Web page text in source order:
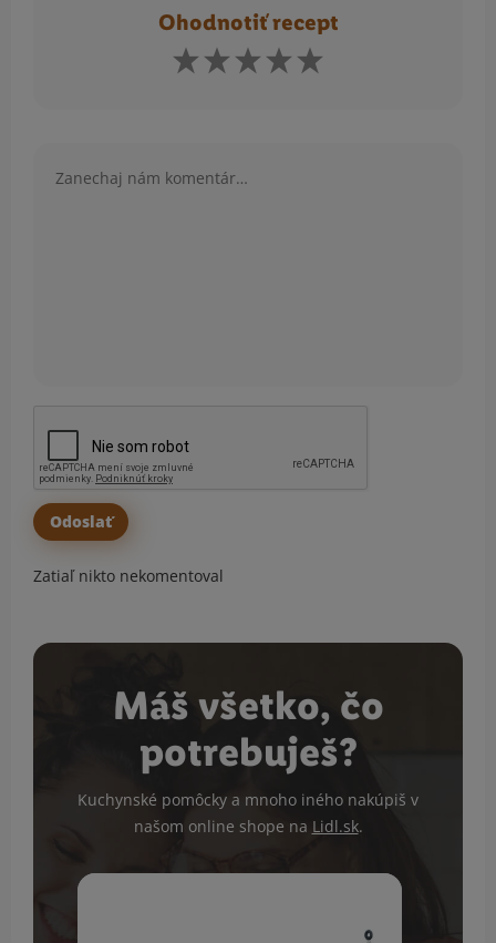
Ohodnotiť recept
Zatiaľ nikto nekomentoval
Máš všetko, čo
potrebuješ?
Kuchynské pomôcky a mnoho iného nakúpiš v
našom online shope na Lidl.sk.